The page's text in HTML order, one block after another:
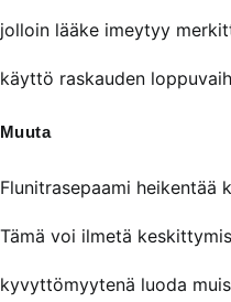
jolloin lääke imeytyy
käyttö raskauden
Muuta
Flunitrasepaami heikentää
Tämä voi ilmetä
kyvyttömyytenä luoda